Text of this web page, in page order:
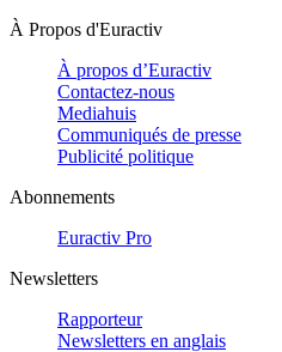
À Propos d'Euractiv
À propos d’Euractiv
Contactez-nous
Mediahuis
Communiqués de presse
Publicité politique
Abonnements
Euractiv Pro
Newsletters
Rapporteur
Newsletters en anglais